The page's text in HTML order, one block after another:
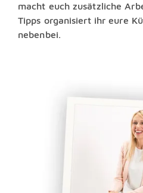
macht euch zusätzliche
Tipps organisiert ihr eure
nebenbei.